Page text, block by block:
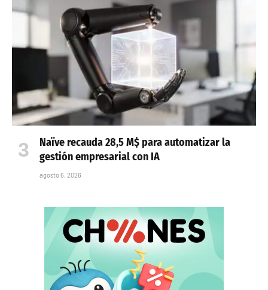
Naïve recauda 28,5 M$ para automatizar la
gestión empresarial con IA
agosto 6, 2026